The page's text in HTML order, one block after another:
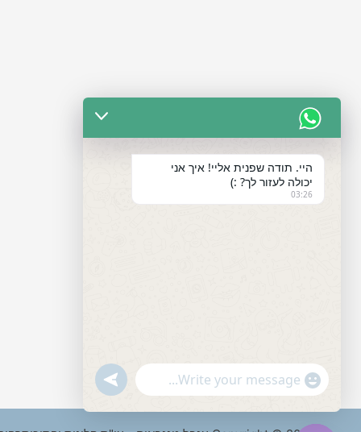
היי. תודה שפנית אליי! איך אני
יכולה לעזור לך? :)
03:26
"+chaty_settings.lang.emoji_picker+"
WhatsApp
undefined